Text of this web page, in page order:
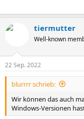
tiermutter
Well-known
22 Sep. 2022
blurrrr schrieb:
Wir können das auch
Windows-Versionen